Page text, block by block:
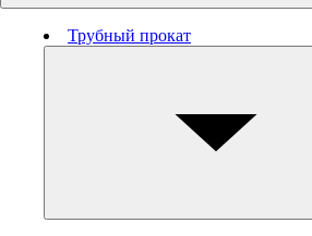
Трубный прокат